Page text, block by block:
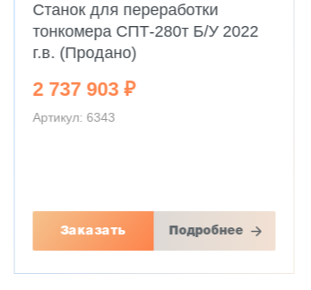
Станок для переработки
тонкомера СПТ-280т Б/У 2022
г.в. (Продано)
2 737 903 ₽
Артикул: 6343
Заказать Подробнее